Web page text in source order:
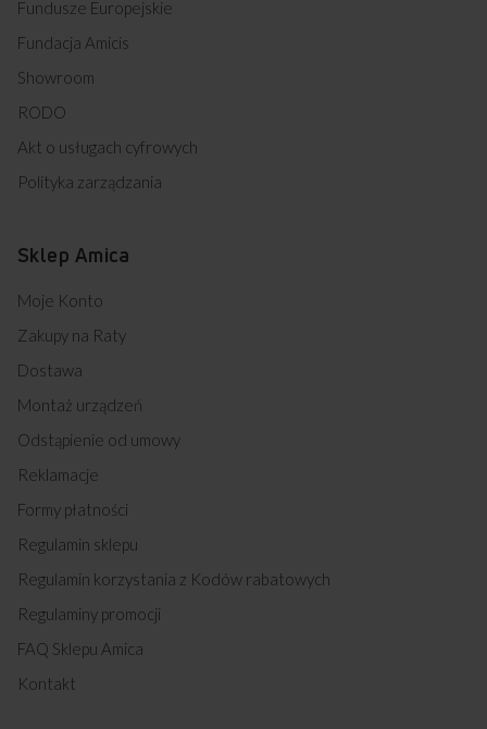
Fundusze Europejskie
Fundacja Amicis
Showroom
RODO
Akt o usługach cyfrowych
Polityka zarządzania
Sklep Amica
Moje Konto
Zakupy na Raty
Dostawa
Montaż urządzeń
Odstąpienie od umowy
Reklamacje
Formy płatności
Regulamin sklepu
Regulamin korzystania z Kodów rabatowych
Regulaminy promocji
FAQ Sklepu Amica
Kontakt